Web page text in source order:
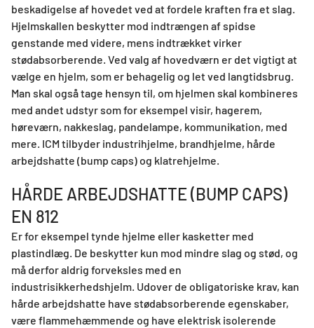
beskadigelse af hovedet ved at fordele kraften fra et slag.
Hjelmskallen beskytter mod indtrængen af spidse
genstande med videre, mens indtrækket virker
stødabsorberende. Ved valg af hovedværn er det vigtigt at
vælge en hjelm, som er behagelig og let ved langtidsbrug.
Man skal også tage hensyn til, om hjelmen skal kombineres
med andet udstyr som for eksempel visir, hagerem,
høreværn, nakkeslag, pandelampe, kommunikation, med
mere. ICM tilbyder industrihjelme, brandhjelme, hårde
arbejdshatte (bump caps) og klatrehjelme.
HÅRDE ARBEJDSHATTE (BUMP CAPS)
EN 812
Er for eksempel tynde hjelme eller kasketter med
plastindlæg. De beskytter kun mod mindre slag og stød, og
må derfor aldrig forveksles med en
industrisikkerhedshjelm. Udover de obligatoriske krav, kan
hårde arbejdshatte have stødabsorberende egenskaber,
være flammehæmmende og have elektrisk isolerende